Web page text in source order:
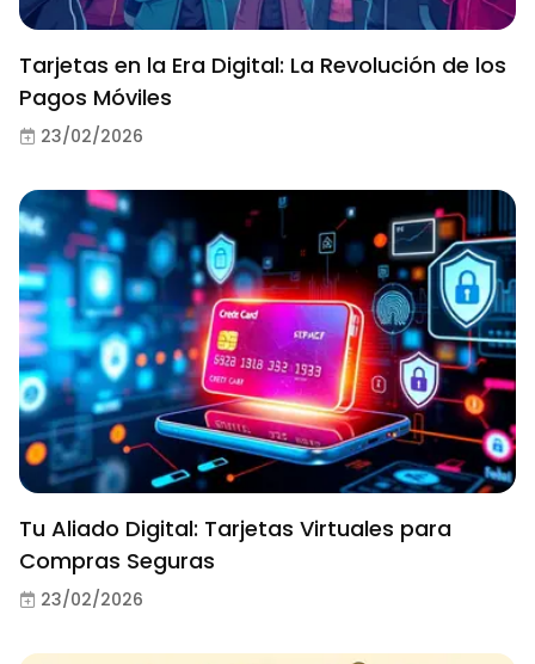
Tarjetas en la Era Digital: La Revolución de los
Pagos Móviles
23/02/2026
Tu Aliado Digital: Tarjetas Virtuales para
Compras Seguras
23/02/2026